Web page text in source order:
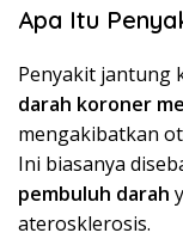
Apa Itu
Penyakit jantung
darah koroner
mengakibatkan
Ini biasanya
pembuluh darah
aterosklerosis.